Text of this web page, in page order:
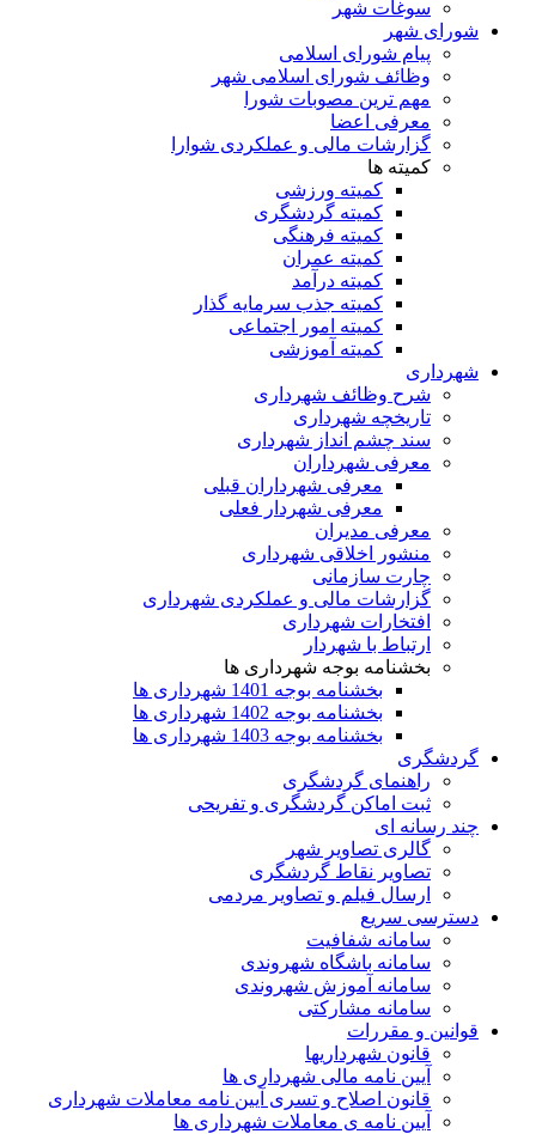
سوغات شهر
شورای شهر
پیام شورای اسلامی
وظائف شورای اسلامی شهر
مهم ترین مصوبات شورا
معرفی اعضا
گزارشات مالی و عملکردی شوارا
کمیته ها
کمیته ورزشی
کمیته گردشگری
کمیته فرهنگی
کمیته عمران
کمیته درآمد
کمیته جذب سرمایه گذار
کمیته امور اجتماعی
کمیته آموزشی
شهرداری
شرح وظائف شهرداری
تاریخچه شهرداری
سند چشم انداز شهرداری
معرفی شهرداران
معرفی شهرداران قبلی
معرفی شهردار فعلی
معرفی مدیران
منشور اخلاقی شهرداری
چارت سازمانی
گزارشات مالی و عملکردی شهرداری
افتخارات شهرداری
ارتباط با شهردار
بخشنامه بوجه شهرداری ها
بخشنامه بوجه 1401 شهرداری ها
بخشنامه بوجه 1402 شهرداری ها
بخشنامه بوجه 1403 شهرداری ها
گردشگری
راهنمای گردشگری
ثبت اماکن گردشگری و تفریحی
چند رسانه ای
گالری تصاویر شهر
تصاویر نقاط گردشگری
ارسال فیلم و تصاویر مردمی
دسترسی سریع
سامانه شفافیت
سامانه باشگاه شهروندی
سامانه آموزش شهروندی
سامانه مشارکتی
قوانین و مقررات
قانون شهرداریها
آیین نامه مالی شهرداری ها
قانون اصلاح و تسری آیین نامه معاملات شهرداری
آیین نامه ی معاملات شهرداری ها